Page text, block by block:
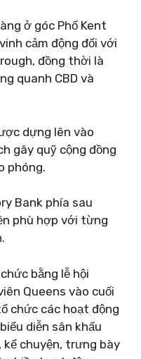
ở góc Phố Kent
cảm động đối với
đồng thời là
quanh CBD và
dựng lên vào
gây quỹ cộng đồng
phóng.
Bank phía sau
phù hợp với từng
bằng lễ hội
Queens vào cuối
chức các hoạt động
diễn sân khấu
chuyện, trưng bày